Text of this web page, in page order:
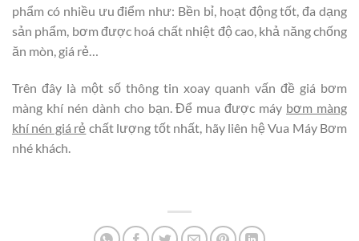
phẩm có nhiều ưu điểm như: Bền bỉ, hoạt động tốt, đa dạng
sản phẩm, bơm được hoá chất nhiệt độ cao, khả năng chống
ăn mòn, giá rẻ…
Trên đây là một số thông tin xoay quanh vấn đề giá bơm
màng khí nén dành cho bạn. Để mua được máy bơm màng
khí nén giá rẻ chất lượng tốt nhất, hãy liên hệ Vua Máy Bơm
nhé khách.